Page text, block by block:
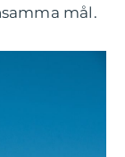
mål.